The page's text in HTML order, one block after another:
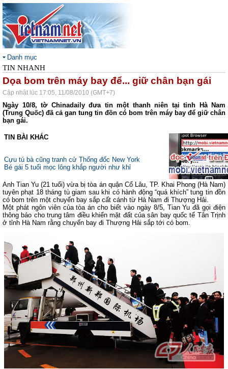
Danh mục
TIN NHANH
Dọa bom trên máy bay để... giữ chân bạn gái
Cập nhật lúc 17:05, 11/08/2010 (GMT+7)
Ngày 10/8, tờ Chinadaily đưa tin một thanh niên tại tỉnh Hà Nam
(Trung Quốc) đã cả gan tung tin đồn có bom trên máy bay để giữ chân
bạn gái.
TIN BÀI KHÁC
Cựu tú bà cũng tranh cử Thống đốc New York
Bé gái 5 tuổi mọc lông khắp người như khỉ
Anh Tian Yu (21 tuổi) vừa bị tòa án quận Cổ Lâu, TP. Khai Phong (Hà Nam)
tuyên phạt 18 tháng tù giam sau khi có hành động “quá khích” tung tin đồn
có bom trên một chuyến bay sắp cất cánh từ Hà Nam đi Thượng Hải.
Một phát ngôn viên của tòa án cho biết vào ngày 8/5, Tian Yu đã gọi điện
thông báo cho trung tâm điều khiển mặt đất của sân bay quốc tế Tân Trịnh
ở tỉnh Hà Nam rằng chuyến bay đi Thượng Hải sắp tới có bom.